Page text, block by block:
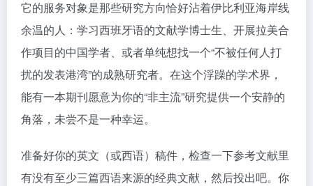
它的服务对象是那些研究方向恰好沾着伊比利亚海岸线
余温的人：学习西班牙语的文献学博士生、开展拉美合
作项目的中国学者、或者单纯想找一个“不被任何人打
扰的发表港湾”的成熟研究者。在这个浮躁的学术界，
能有一本期刊愿意为你的“非主流”研究提供一个安静的
角落，未尝不是一种幸运。
准备好你的英文（或西语）稿件，检查一下参考文献里
有没有至少三篇西语来源的经典文献，然后投出吧。你